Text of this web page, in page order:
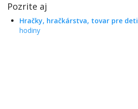
Pozrite aj
Hračky, hračkárstva, tovar pre deti
hodiny